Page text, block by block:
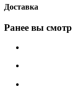
Доставка
Ранее вы